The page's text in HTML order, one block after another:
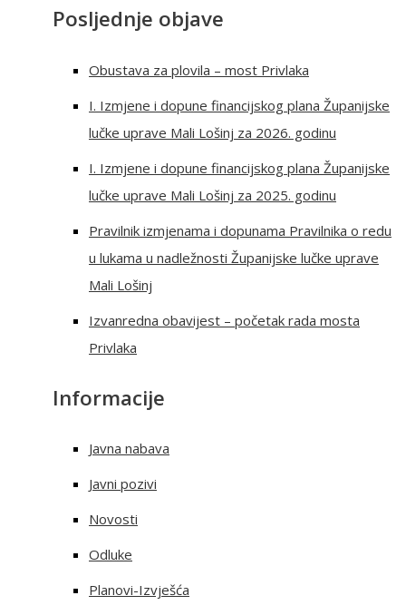
Posljednje objave
Obustava za plovila – most Privlaka
I. Izmjene i dopune financijskog plana Županijske
lučke uprave Mali Lošinj za 2026. godinu
I. Izmjene i dopune financijskog plana Županijske
lučke uprave Mali Lošinj za 2025. godinu
Pravilnik izmjenama i dopunama Pravilnika o redu
u lukama u nadležnosti Županijske lučke uprave
Mali Lošinj
Izvanredna obavijest – početak rada mosta
Privlaka
Informacije
Javna nabava
Javni pozivi
Novosti
Odluke
Planovi-Izvješća